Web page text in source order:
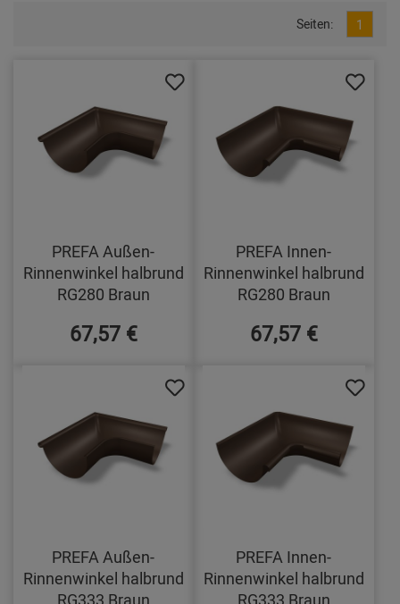
Seiten: 1
PREFA Außen-
Rinnenwinkel halbrund
RG280 Braun
67,57 €
PREFA Innen-
Rinnenwinkel halbrund
RG280 Braun
67,57 €
PREFA Außen-
Rinnenwinkel halbrund
RG333 Braun
PREFA Innen-
Rinnenwinkel halbrund
RG333 Braun